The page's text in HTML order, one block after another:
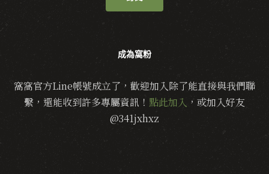
成為窩粉
窩窩官方Line帳號成立了，歡迎加入除了能直接與我們聯
繫，還能收到許多專屬資訊！ 點此加入 ，或加入好友
@341jxhxz